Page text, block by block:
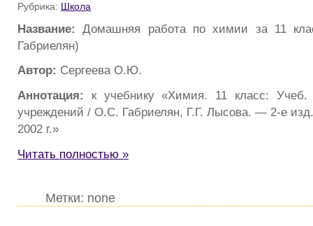
Рубрика: Школа
Название:Домашняя работа по химии за 11
Габриелян)
Автор: Сергеева О.Ю.
Аннотация: к учебнику «Химия. 11 класс: Учеб.
учреждений / О.С. Габриелян, Г.Г. Лысова. — 2-е
2002 г.»
Читать полностью »
Метки: none